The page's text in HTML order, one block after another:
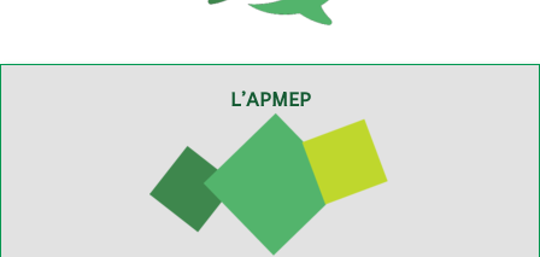
L’APMEP